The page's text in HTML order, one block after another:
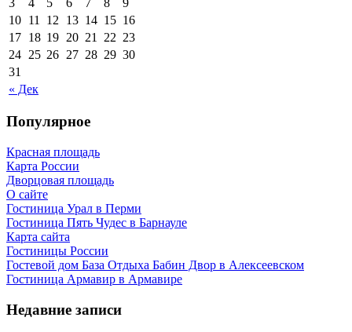
« Дек
10 11 12 13 14 15 16
17 18 19 20 21 22 23
24 25 26 27 28 29 30
31
Популярное
Красная площадь
Карта России
Дворцовая площадь
О сайте
Гостиница Урал в Перми
Гостиница Пять Чудес в Барнауле
Карта сайта
Гостиницы России
Гостевой дом База Отдыха Бабин Двор в Алексеевском
Гостиница Армавир в Армавире
Недавние записи